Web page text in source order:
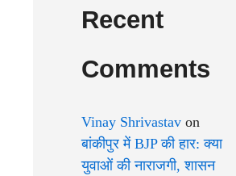
Recent
Comments
Vinay Shrivastav on
बांकीपुर में BJP की हार: क्या
युवाओं की नाराजगी, शासन